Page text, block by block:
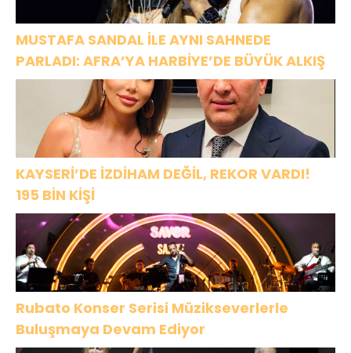
MUSTAFA SANDAL İLE AYNI SAHNEDE
PARLADI: AFRA’YA HARBİYE’DE BÜYÜK ALKIŞ
KAYSERİ’DE İZDİHAM DEĞİL, REKOR VARDI!
195 BİN KİŞİ
Rubato Konser Serisi Müzikseverlerle
Buluşmaya Devam Ediyor